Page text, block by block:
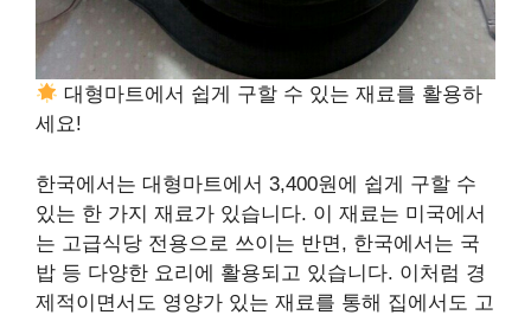
대형마트에서 쉽게 구할 수 있는 재료를 활용하
세요!
한국에서는 대형마트에서 3,400원에 쉽게 구할 수
있는 한 가지 재료가 있습니다. 이 재료는 미국에서
는 고급식당 전용으로 쓰이는 반면, 한국에서는 국
밥 등 다양한 요리에 활용되고 있습니다. 이처럼 경
제적이면서도 영양가 있는 재료를 통해 집에서도 고